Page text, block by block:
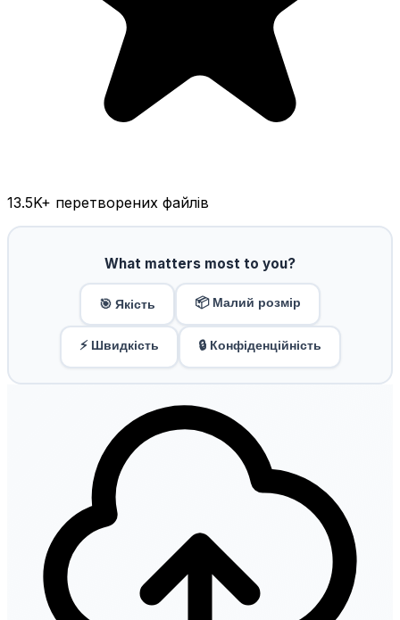
13.5K+ перетворених файлів
What matters most to you?
🎯 Якість 📦 Малий розмір
⚡ Швидкість 🔒 Конфіденційність